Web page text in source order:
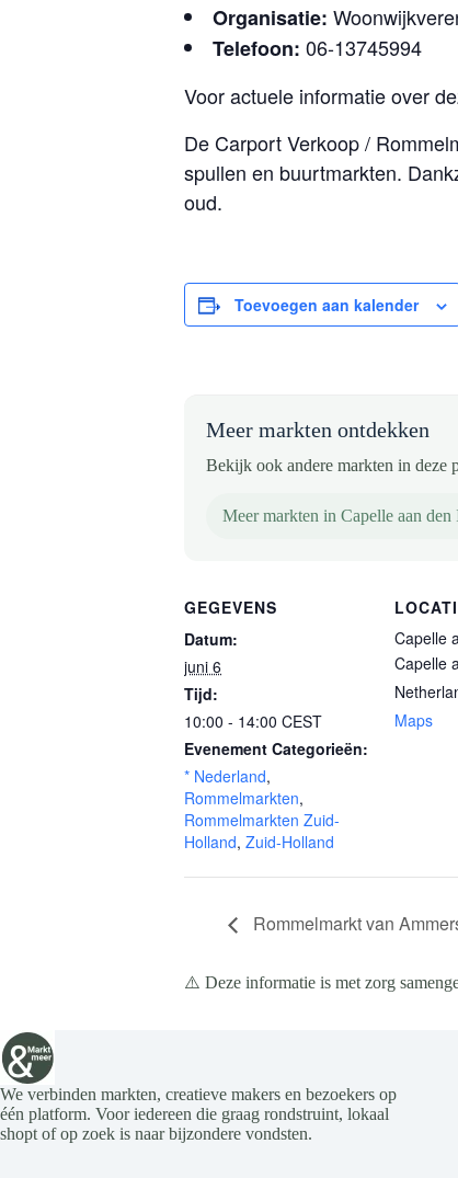
Organisatie:
Telefoon: 06-13745994
Voor actuele informatie over
De Carport Verkoop /
spullen en buurtmarkten.
oud.
Toevoegen aan kalender
Meer markten ontdekken
Bekijk ook andere markten in deze
Meer markten in Capelle aan den
GEGEVENS
Datum:
juni 6
Tijd:
10:00 - 14:00 CEST
Evenement Categorieën:
* Nederland,
Rommelmarkten,
Rommelmarkten Zuid-
Holland, Zuid-Holland
Capelle
Capelle
Maps
Rommelmarkt van
⚠️ Deze informatie is met zorg
We verbinden markten, creatieve makers en bezoekers op
één platform. Voor iedereen die graag rondstruint, lokaal
shopt of op zoek is naar bijzondere vondsten.